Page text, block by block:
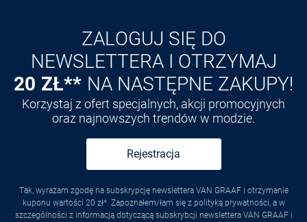
ZALOGUJ SIĘ DO
NEWSLETTERA I OTRZYMAJ
20 ZŁ** NA NASTĘPNE ZAKUPY!
Korzystaj z ofert specjalnych, akcji promocyjnych
oraz najnowszych trendów w modzie.
Rejestracja
Tak, wyrażam zgodę na subskrypcję newslettera VAN GRAAF i otrzymanie
kuponu wartości 20 zł*. Zapoznałem/łam się z polityką prywatności, a w
szczególności z informacją dotyczącą subskrybcji newslettera VAN GRAAF i